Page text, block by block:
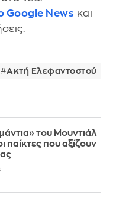
Google News και
Ακτή Ελεφαντοστού
του Μουντιάλ
παίκτες που αξίζουν